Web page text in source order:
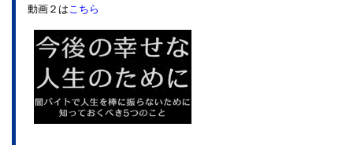
動画２はこちら